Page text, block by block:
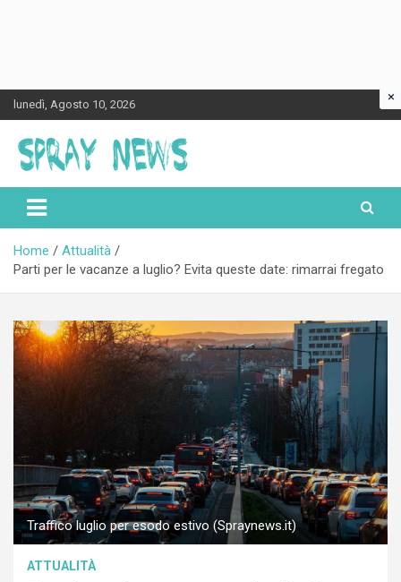
Skip
to
content
lunedì, Agosto 10, 2026
Spraynews.it
Home
Attualità
Parti per le vacanze a luglio? Evita queste date: rimarrai fregato
Traffico luglio per esodo estivo (Spraynews.it)
ATTUALITÀ
×